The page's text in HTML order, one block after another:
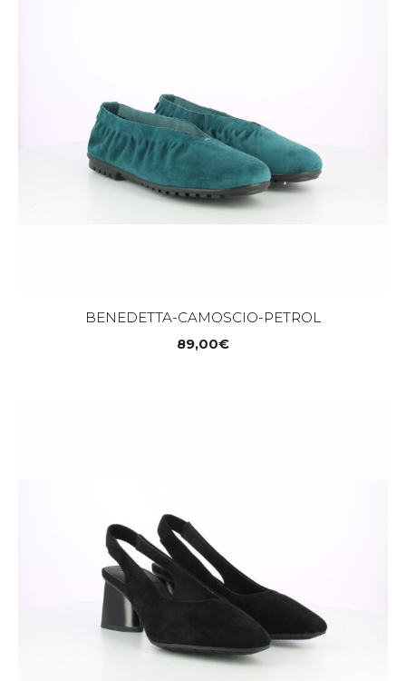
BENEDETTA-CAMOSCIO-PETROL
89,00€